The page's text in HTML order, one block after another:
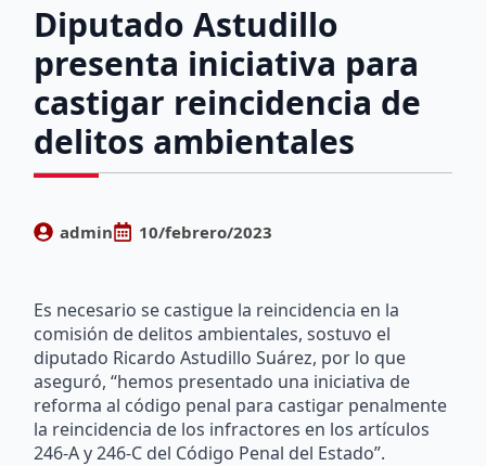
Diputado Astudillo
presenta iniciativa para
castigar reincidencia de
delitos ambientales
admin 10/febrero/2023
Es necesario se castigue la reincidencia en la
comisión de delitos ambientales, sostuvo el
diputado Ricardo Astudillo Suárez, por lo que
aseguró, “hemos presentado una iniciativa de
reforma al código penal para castigar penalmente
la reincidencia de los infractores en los artículos
246-A y 246-C del Código Penal del Estado”.